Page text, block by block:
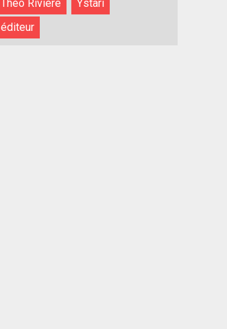
Théo Rivière
Ystari
éditeur